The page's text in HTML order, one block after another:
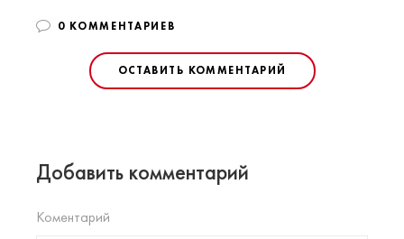
0 КОММЕНТАРИЕВ
ОСТАВИТЬ КОММЕНТАРИЙ
Добавить комментарий
Коментарий